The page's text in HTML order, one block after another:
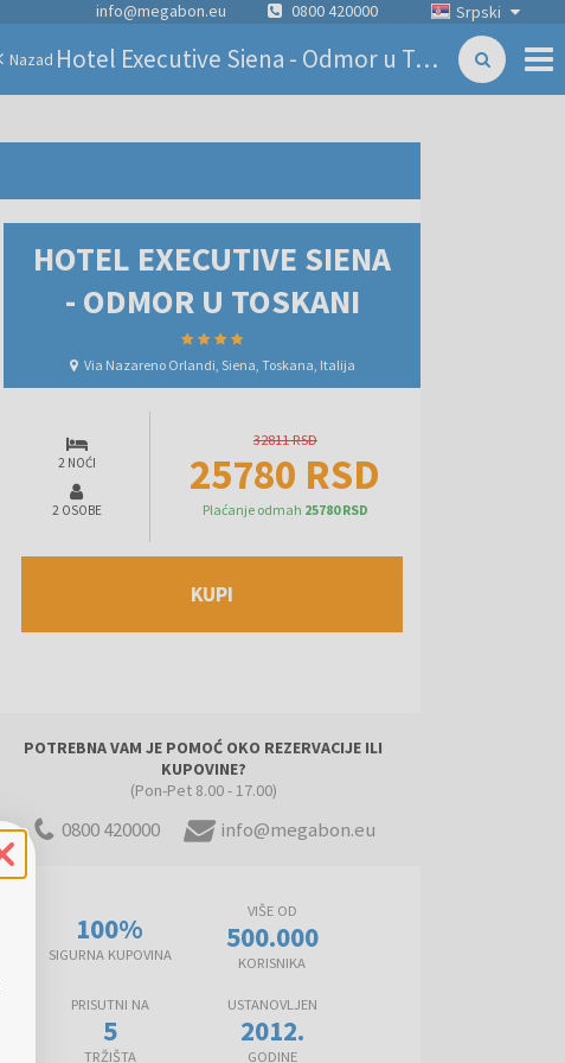
Srpski
info@megabon.eu 0800 420000
Nazad Hotel Executive Siena - Odmor u Toskani
HOTEL EXECUTIVE SIENA
- ODMOR U TOSKANI
Via Nazareno Orlandi, Siena, Toskana, Italija
2 NOĆI
2 OSOBE
32811 RSD
25780 RSD
Plaćanje odmah 25780 RSD
KUPI
POTREBNA VAM JE POMOĆ OKO REZERVACIJE ILI
KUPOVINE?
(Pon-Pet 8.00 - 17.00)
0800 420000 info@megabon.eu
100%
SIGURNA KUPOVINA
VIŠE OD
500.000
KORISNIKA
PRISUTNI NA
5
TRŽIŠTA
USTANOVLJEN
2012.
GODINE